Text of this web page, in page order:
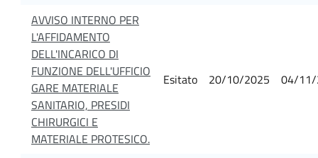
AVVISO INTERNO PER
L'AFFIDAMENTO
DELL'INCARICO DI
FUNZIONE DELL'UFFICIO
GARE MATERIALE
SANITARIO, PRESIDI
CHIRURGICI E
MATERIALE PROTESICO.
Esitato 20/10/2025 04/